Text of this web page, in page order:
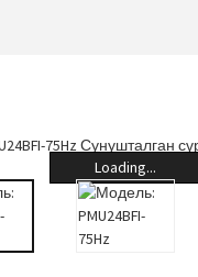
Loading...